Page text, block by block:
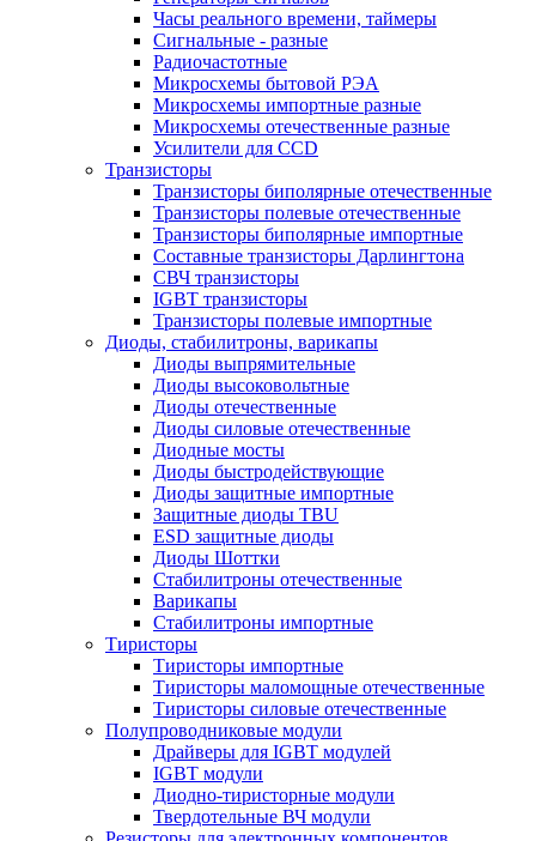
Часы реального времени, таймеры
Сигнальные - разные
Радиочастотные
Микросхемы бытовой РЭА
Микросхемы импортные разные
Микросхемы отечественные разные
Усилители для CCD
Транзисторы
Транзисторы биполярные отечественные
Транзисторы полевые отечественные
Транзисторы биполярные импортные
Составные транзисторы Дарлингтона
СВЧ транзисторы
IGBT транзисторы
Транзисторы полевые импортные
Диоды, стабилитроны, варикапы
Диоды выпрямительные
Диоды высоковольтные
Диоды отечественные
Диоды силовые отечественные
Диодные мосты
Диоды быстродействующие
Диоды защитные импортные
Защитные диоды TBU
ESD защитные диоды
Диоды Шоттки
Стабилитроны отечественные
Варикапы
Стабилитроны импортные
Тиристоры
Тиристоры импортные
Тиристоры маломощные отечественные
Тиристоры силовые отечественные
Полупроводниковые модули
Драйверы для IGBT модулей
IGBT модули
Диодно-тиристорные модули
Твердотельные ВЧ модули